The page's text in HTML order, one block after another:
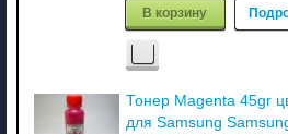
В корзину
Тонер Magenta 45gr
для Samsung